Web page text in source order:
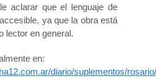
aclarar que el lenguaje de
ya que la obra está
lector en general.
en:
diario/suplementos/